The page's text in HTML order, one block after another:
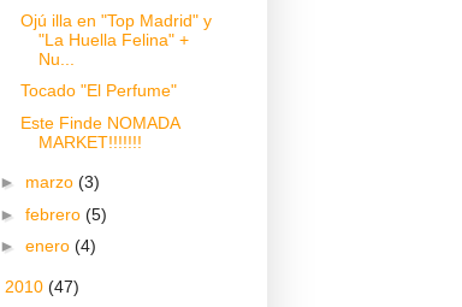
Ojú illa en "Top Madrid" y
"La Huella Felina" +
Nu...
Tocado "El Perfume"
Este Finde NOMADA
MARKET!!!!!!!
► marzo (3)
► febrero (5)
► enero (4)
2010 (47)